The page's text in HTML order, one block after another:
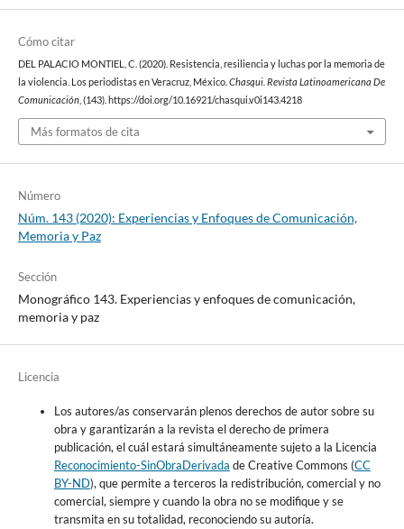
Cómo citar
DEL PALACIO MONTIEL, C. (2020). Resistencia, resiliencia y luchas por la memoria de
la violencia. Los periodistas en Veracruz, México. Chasqui. Revista Latinoamericana De
Comunicación, (143). https://doi.org/10.16921/chasqui.v0i143.4218
Más formatos de cita
Número
Núm. 143 (2020): Experiencias y Enfoques de Comunicación,
Memoria y Paz
Sección
Monográfico 143. Experiencias y enfoques de comunicación,
memoria y paz
Licencia
Los autores/as conservarán plenos derechos de autor sobre su
obra y garantizarán a la revista el derecho de primera
publicación, el cuál estará simultáneamente sujeto a la Licencia
Reconocimiento-SinObraDerivada de Creative Commons (CC
BY-ND), que permite a terceros la redistribución, comercial y no
comercial, siempre y cuando la obra no se modifique y se
transmita en su totalidad, reconociendo su autoría.